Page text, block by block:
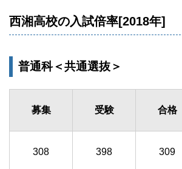
西湘高校の入試倍率[2018年]
普通科＜共通選抜＞
募集 受験 合格
308 398 309